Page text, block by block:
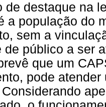
de destaque na
a população do
sem a
de público a ser
que um
pode